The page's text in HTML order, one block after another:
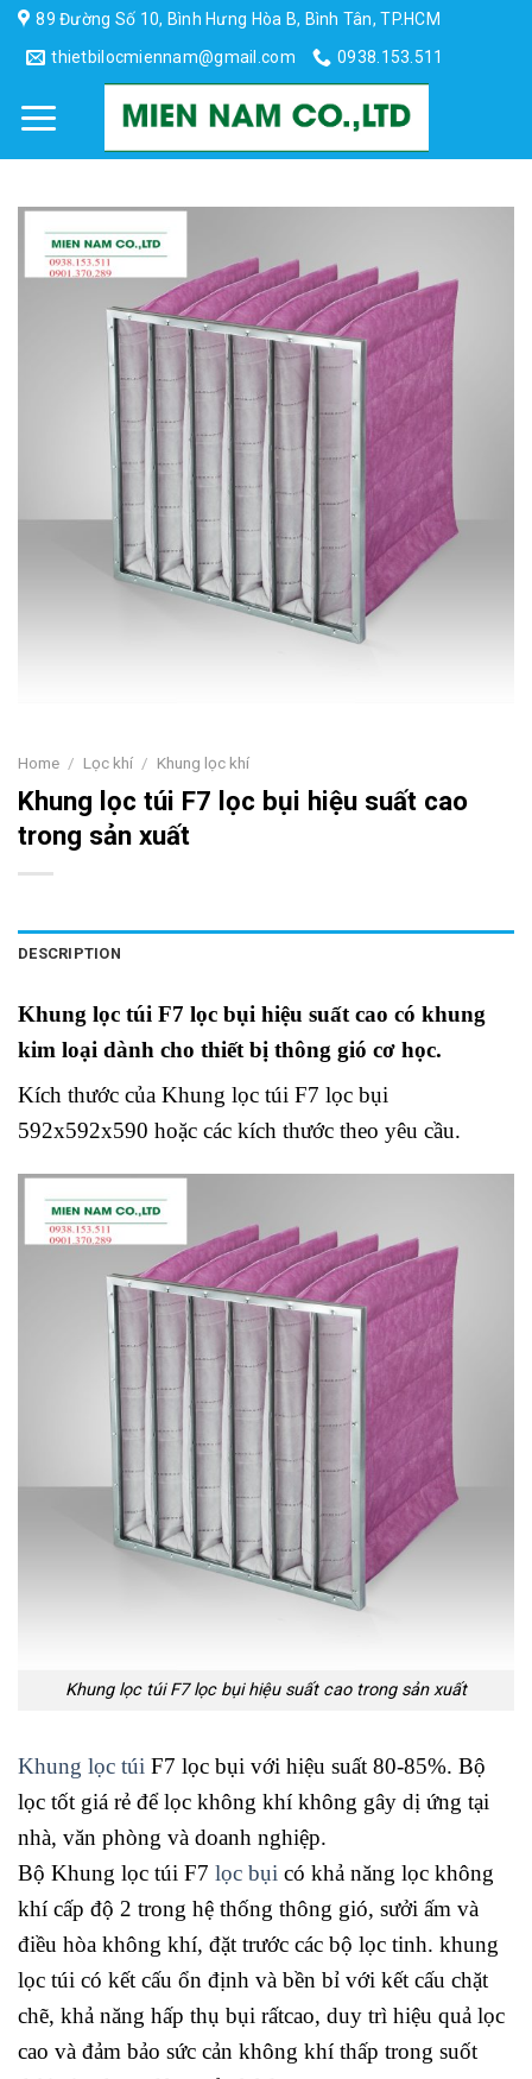
Skip
content
89 Đường Số 10, Bình Hưng Hòa B, Bình Tân, TP.HCM
thietbilocmiennam@gmail.com
0938.153.511
Home / Lọc khí / Khung lọc khí
Khung lọc túi F7 lọc bụi hiệu suất cao
trong sản xuất
DESCRIPTION
Khung lọc túi F7 lọc bụi hiệu suất cao có khung
kim loại dành cho thiết bị thông gió cơ học.
Kích thước của Khung lọc túi F7 lọc bụi
592x592x590 hoặc các kích thước theo yêu cầu.
Khung lọc túi F7 lọc bụi hiệu suất cao trong sản xuất
Khung lọc túi F7 lọc bụi với hiệu suất 80-85%. Bộ
lọc tốt giá rẻ để lọc không khí không gây dị ứng tại
nhà, văn phòng và doanh nghiệp.
Bộ Khung lọc túi F7 lọc bụi có khả năng lọc không
khí cấp độ 2 trong hệ thống thông gió, sưởi ấm và
điều hòa không khí, đặt trước các bộ lọc tinh. khung
lọc túi có kết cấu ổn định và bền bỉ với kết cấu chặt
chẽ, khả năng hấp thụ bụi rấtcao, duy trì hiệu quả lọc
cao và đảm bảo sức cản không khí thấp trong suốt